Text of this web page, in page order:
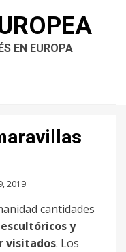
EN EUROPA
2019
cantidades
y
visitados. Los